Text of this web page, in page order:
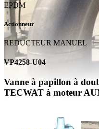
EPDM
Actionneur
REDUCTEUR MANUEL
VP4258-U04
Vanne à papillon à
TECWAT à moteur